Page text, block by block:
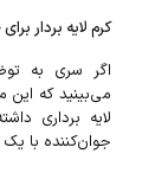
کرم لایه بردار
اگر سری به
می‌بینید که
لایه‌ برداری
جوان‌کننده با